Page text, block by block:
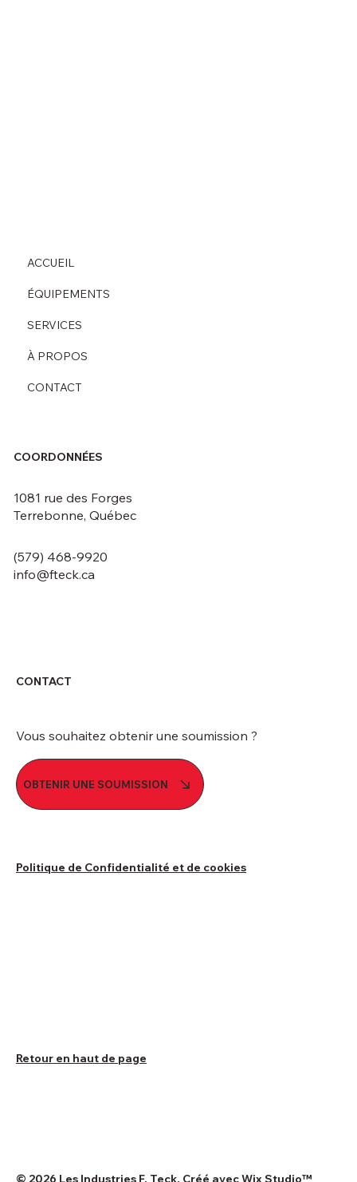
ACCUEIL
ÉQUIPEMENTS
SERVICES
À PROPOS
CONTACT
COORDONNÉES
1081 rue des Forges
Terrebonne, Québec
(579) 468-9920
info@fteck.ca
CONTACT
Vous souhaitez obtenir une soumission ?
OBTENIR UNE SOUMISSION
Politique de Confidentialité et de cookies
Retour en haut de page
© 2026 Les Industries F. Teck. Créé avecWix Studio™